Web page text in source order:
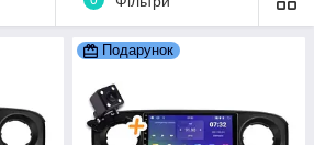
Подарунок